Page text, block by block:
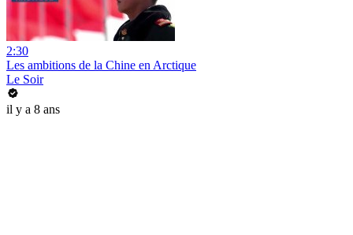
2:30
Les ambitions de la Chine en Arctique
Le Soir
il y a 8 ans